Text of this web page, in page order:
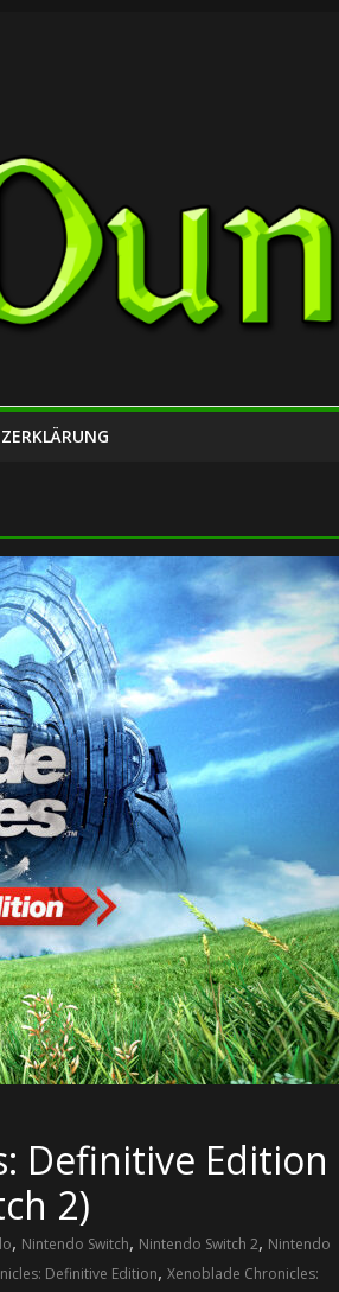
Definitive Edition
2)
, Nintendo Switch, Nintendo Switch 2, Nintendo
Definitive Edition, Xenoblade Chronicles: